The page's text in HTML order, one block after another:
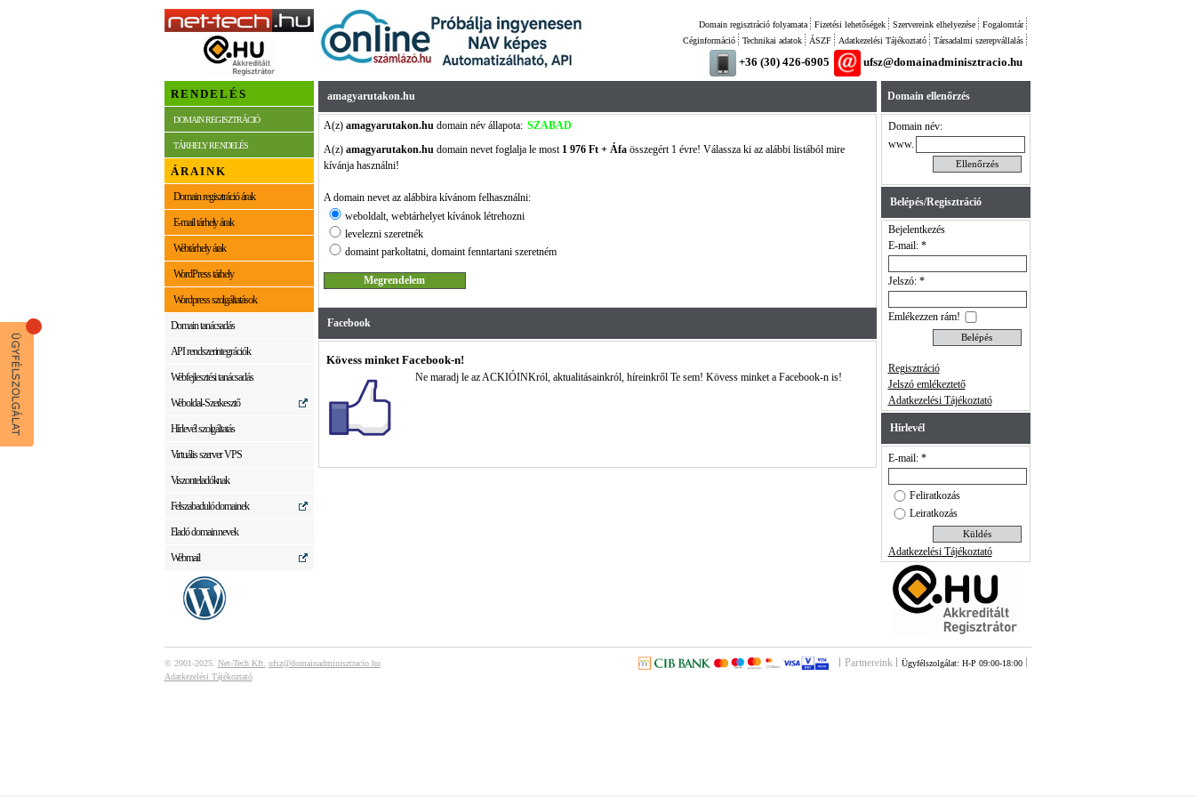
Fogalomtár
Szervereink elhelyezése
Fizetési lehetőségek
Domain regisztráció folyamata
Társadalmi szerepvállalás
Adatkezelési Tájékoztató
ÁSZF
Technikai adatok
Céginformáció
+36 (30) 426-6905 ufsz@domainadminisztracio.hu
RENDELÉS
DOMAIN REGISZTRÁCIÓ
TÁRHELY RENDELÉS
ÁRAINK
Domain regisztráció árak
E-mail tárhely árak
Webtárhely árak
WordPress tárhely
Wordpress szolgáltatások
Domain tanácsadás
API rendszerintegrációk
Webfejlesztési tanácsadás
Weboldal-Szerkesztő
Hírlevél szolgáltatás
Virtuális szerver VPS
Viszonteladóknak
Felszabaduló domainek
Eladó domain nevek
Webmail
amagyarutakon.hu
A(z) amagyarutakon.hudomain név állapota: SZABAD
A(z) amagyarutakon.hudomain nevet foglalja le most 1 976 Ft + Áfaösszegért 1 évre! Válassza ki az alábbi listából mire
kívánja használni!
A domain nevet az alábbira kívánom felhasználni:
weboldalt, webtárhelyet kívánok létrehozni
levelezni szeretnék
domaint parkoltatni, domaint fenntartani szeretném
Facebook
Kövess minket Facebook-n!
Ne maradj le az ACKIÓINKról, aktualitásainkról, híreinkről Te sem! Kövess minket a Facebook-n is!
Domain ellenőrzés
Domain név:
www.
Belépés/Regisztráció
Bejelentkezés
E-mail: *
Jelszó: *
Emlékezzen rám!
Regisztráció
Jelszó emlékeztető
Adatkezelési Tájékoztató
Hírlevél
E-mail: *
Feliratkozás
Leiratkozás
Adatkezelési Tájékoztató
© 2001-2025. Net-Tech Kft. ufsz@domainadminisztracio.hu
Adatkezelési Tájékoztató
Partnereink Ügyfélszolgálat: H-P 09:00-18:00